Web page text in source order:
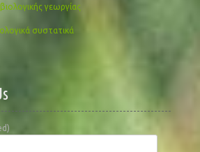
γεωργίας
συστατικά